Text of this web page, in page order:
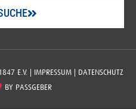
E.V. | IMPRESSUM| DATENSCHUTZ
BY PASSGEBER